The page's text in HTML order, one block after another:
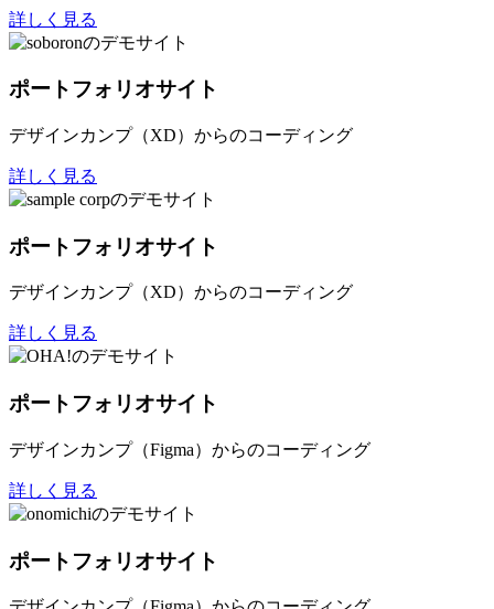
詳しく見る
ポートフォリオサイト
デザインカンプ（XD）からのコーディング
詳しく見る
ポートフォリオサイト
デザインカンプ（XD）からのコーディング
詳しく見る
ポートフォリオサイト
デザインカンプ（Figma）からのコーディング
詳しく見る
ポートフォリオサイト